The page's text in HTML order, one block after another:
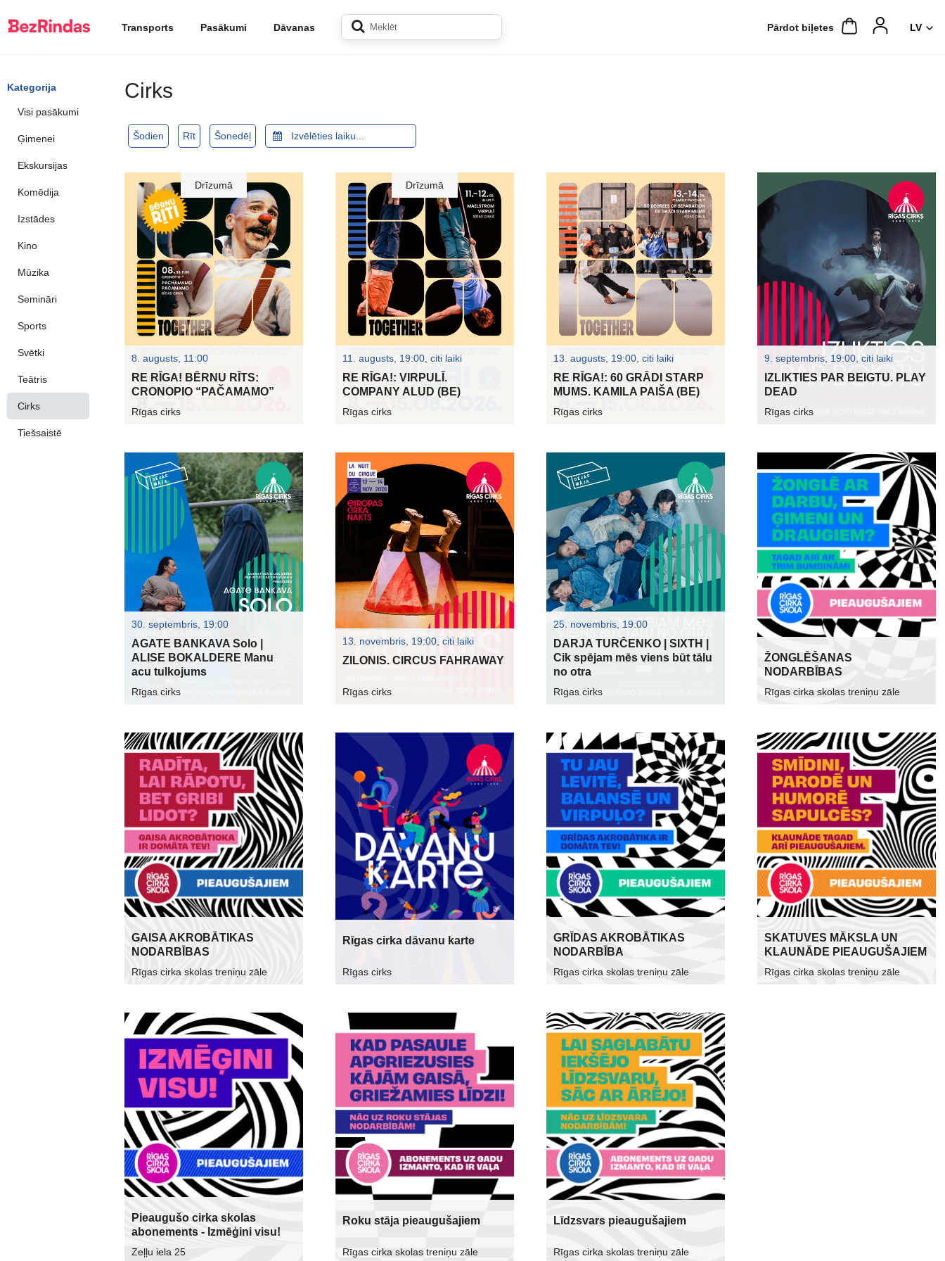
Transports Pasākumi Dāvanas Pārdot biļetes
Kategorija
Visi pasākumi
Ģimenei
Ekskursijas
Komēdija
Izstādes
Kino
Mūzika
Semināri
Sports
Svētki
Teātris
Cirks
Tiešsaistē
Cirks
Šodien Rīt Šonedēļ
Drīzumā
8. augusts, 11:00
RE RĪGA! BĒRNU RĪTS:
CRONOPIO “PAČAMAMO”
Rīgas cirks
Drīzumā
11. augusts, 19:00, citi laiki
RE RĪGA!: VIRPULĪ.
COMPANY ALUD (BE)
Rīgas cirks
13. augusts, 19:00, citi laiki
RE RĪGA!: 60 GRĀDI STARP
MUMS. KAMILA PAIŠA (BE)
Rīgas cirks
9. septembris, 19:00, citi laiki
IZLIKTIES PAR BEIGTU. PLAY
DEAD
Rīgas cirks
30. septembris, 19:00
AGATE BANKAVA Solo |
ALISE BOKALDERE Manu
acu tulkojums
Rīgas cirks
13. novembris, 19:00, citi laiki
ZILONIS. CIRCUS FAHRAWAY
Rīgas cirks
25. novembris, 19:00
DARJA TURČENKO | SIXTH |
Cik spējam mēs viens būt tālu
no otra
Rīgas cirks
ŽONGLĒŠANAS
NODARBĪBAS
Rīgas cirka skolas treniņu zāle
GAISA AKROBĀTIKAS
NODARBĪBAS
Rīgas cirka skolas treniņu zāle
Rīgas cirka dāvanu karte
Rīgas cirks
GRĪDAS AKROBĀTIKAS
NODARBĪBA
Rīgas cirka skolas treniņu zāle
SKATUVES MĀKSLA UN
KLAUNĀDE PIEAUGUŠAJIEM
Rīgas cirka skolas treniņu zāle
Pieaugušo cirka skolas
abonements - Izmēģini visu!
Zeļļu iela 25
Roku stāja pieaugušajiem
Rīgas cirka skolas treniņu zāle
Līdzsvars pieaugušajiem
Rīgas cirka skolas treniņu zāle